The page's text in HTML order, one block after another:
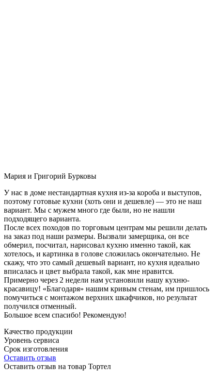
Мария и Григорий Бурковы
У нас в доме нестандартная кухня из-за короба и выступов,
поэтому готовые кухни (хоть они и дешевле) — это не наш
вариант. Мы с мужем много где были, но не нашли
подходящего варианта.
После всех походов по торговым центрам мы решили делать
на заказ под наши размеры. Вызвали замерщика, он все
обмерил, посчитал, нарисовал кухню именно такой, как
хотелось, и картинка в голове сложилась окончательно. Не
скажу, что это самый дешевый вариант, но кухня идеально
вписалась и цвет выбрала такой, как мне нравится.
Примерно через 2 недели нам установили нашу кухню-
красавицу! «Благодаря» нашим кривым стенам, им пришлось
помучиться с монтажом верхних шкафчиков, но результат
получился отменный.
Большое всем спасибо! Рекомендую!
Качество продукции
Уровень сервиса
Срок изготовления
Оставить отзыв
Оставить отзыв на товар Тортел